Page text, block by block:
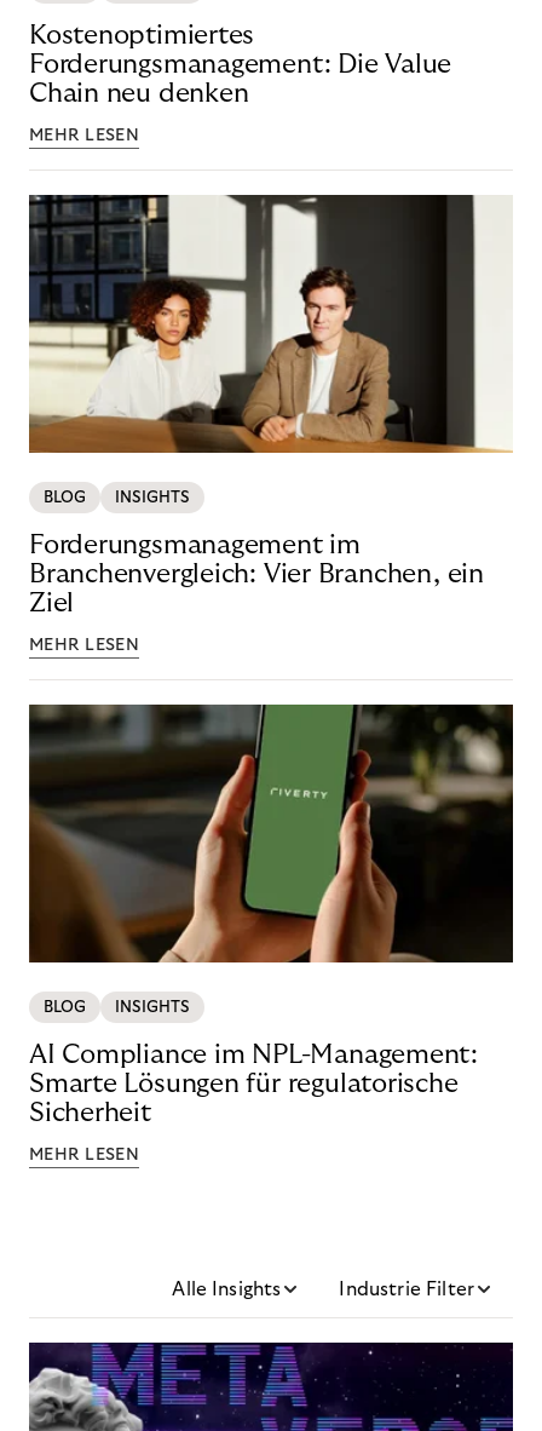
Kostenoptimiertes
Forderungsmanagement: Die Value
Chain neu denken
MEHR LESEN
BLOG INSIGHTS
Forderungsmanagement im
Branchenvergleich: Vier Branchen, ein
Ziel
MEHR LESEN
BLOG INSIGHTS
AI Compliance im NPL-Management:
Smarte Lösungen für regulatorische
Sicherheit
MEHR LESEN
Alle Insights Industrie Filter